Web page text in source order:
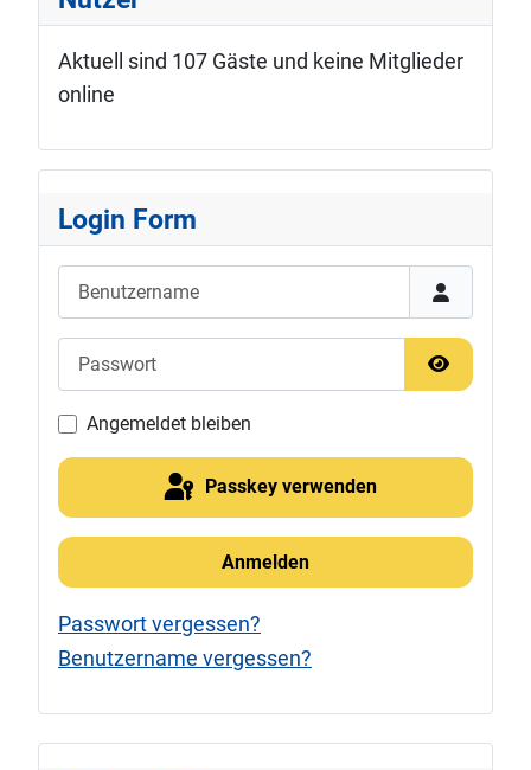
Aktuell sind 107 Gäste und keine Mitglieder
online
Login Form
Passwort
Angemeldet bleiben
Passkey verwenden
Anmelden
Passwort vergessen?
Benutzername vergessen?